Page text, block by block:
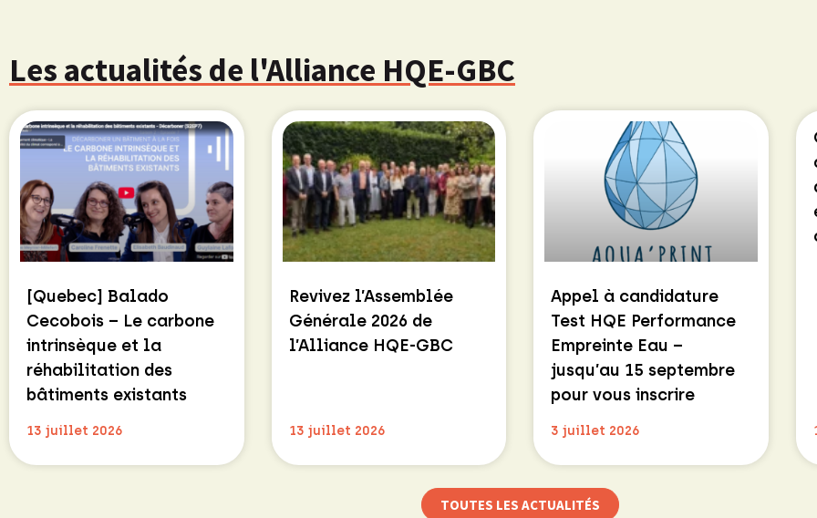
Les actualités de l'Alliance HQE-GBC
[Quebec] Balado
Cecobois – Le carbone
intrinsèque et la
réhabilitation des
bâtiments existants
13 juillet 2026
Revivez l’Assemblée
Générale 2026 de
l’Alliance HQE-GBC
13 juillet 2026
Appel à candidature
Test HQE Performance
Empreinte Eau –
jusqu’au 15 septembre
pour vous inscrire
3 juillet 2026
TOUTES LES ACTUALITÉS